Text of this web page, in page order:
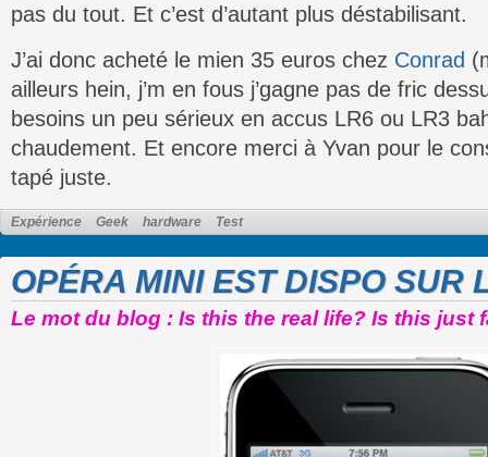
pas du tout. Et c’est d’autant plus déstabilisant.
J’ai donc acheté le mien 35 euros chez Conrad
ailleurs hein, j’m en fous j’gagne pas de fric
besoins un peu sérieux en accus LR6 ou LR3
chaudement. Et encore merci à Yvan pour le
tapé juste.
Expérience Geek hardware Test
OPÉRA MINI EST DISPO SUR
Le mot du blog : Is this the real life? Is this just